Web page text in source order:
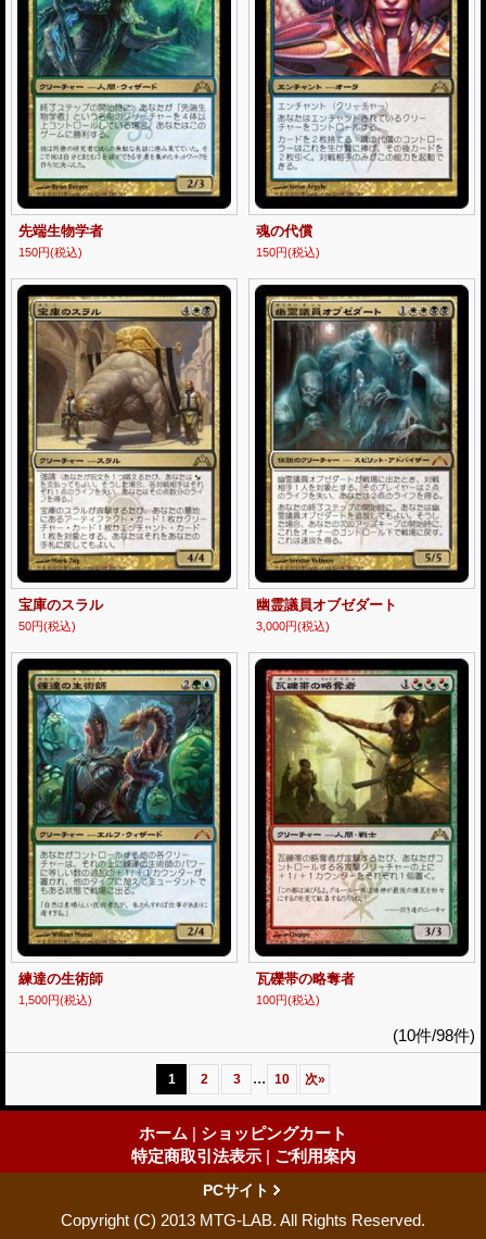
先端生物学者
150円(税込)
魂の代償
150円(税込)
宝庫のスラル
50円(税込)
幽霊議員オブゼダート
3,000円(税込)
練達の生術師
1,500円(税込)
瓦礫帯の略奪者
100円(税込)
(10件/98件)
1 2 3 ... 10 次»
ホーム | ショッピングカート
特定商取引法表示 | ご利用案内
PCサイト
Copyright (C) 2013 MTG-LAB. All Rights Reserved.